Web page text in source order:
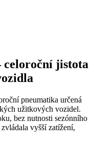
celoroční jistota
pneumatika určená
užitkových vozidel.
bez nutnosti sezónního
vyšší zatížení,